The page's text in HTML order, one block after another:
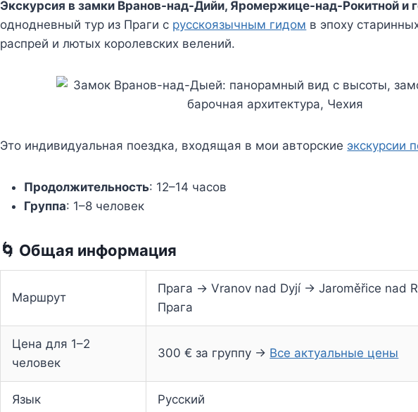
Экскурсия в замки Вранов-над-Дийи, Яромержице-над-Рокитной и
однодневный тур из Праги с русскоязычным гидом в эпоху
распрей и лютых королевских велений.
Это индивидуальная поездка, входящая в мои авторские экскурсии
Продолжительность: 12–14 часов
Группа: 1–8 человек
🌀 Общая информация
Маршрут
Прага → Vranov nad Dyjí → Jaroměřice nad
Прага
Цена для 1–2
человек
300 € за группу → Все актуальные цены
Язык Русский